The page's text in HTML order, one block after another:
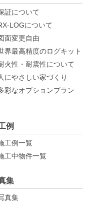
証について
LOGについて
面変更自由
界最高精度のログキット
火性・耐震性について
にやさしい家づくり
彩なオプションプラン
例
工例一覧
工中物件一覧
集
真集